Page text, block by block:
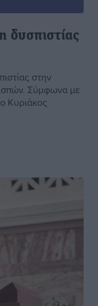
δυσπιστίας
στην
Σύμφωνα με
Κυριάκος